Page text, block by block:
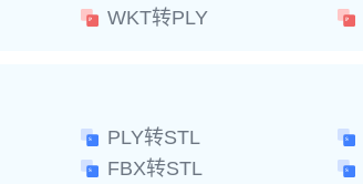
WKT转PLY
PLY转STL
FBX转STL